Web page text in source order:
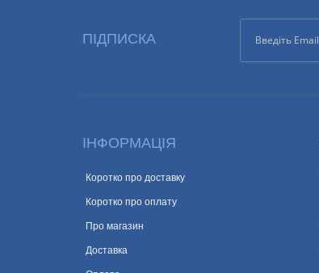
ПІДПИСКА
ІНФОРМАЦІЯ
Коротко про доставку
Коротко про оплату
Про магазин
Доставка